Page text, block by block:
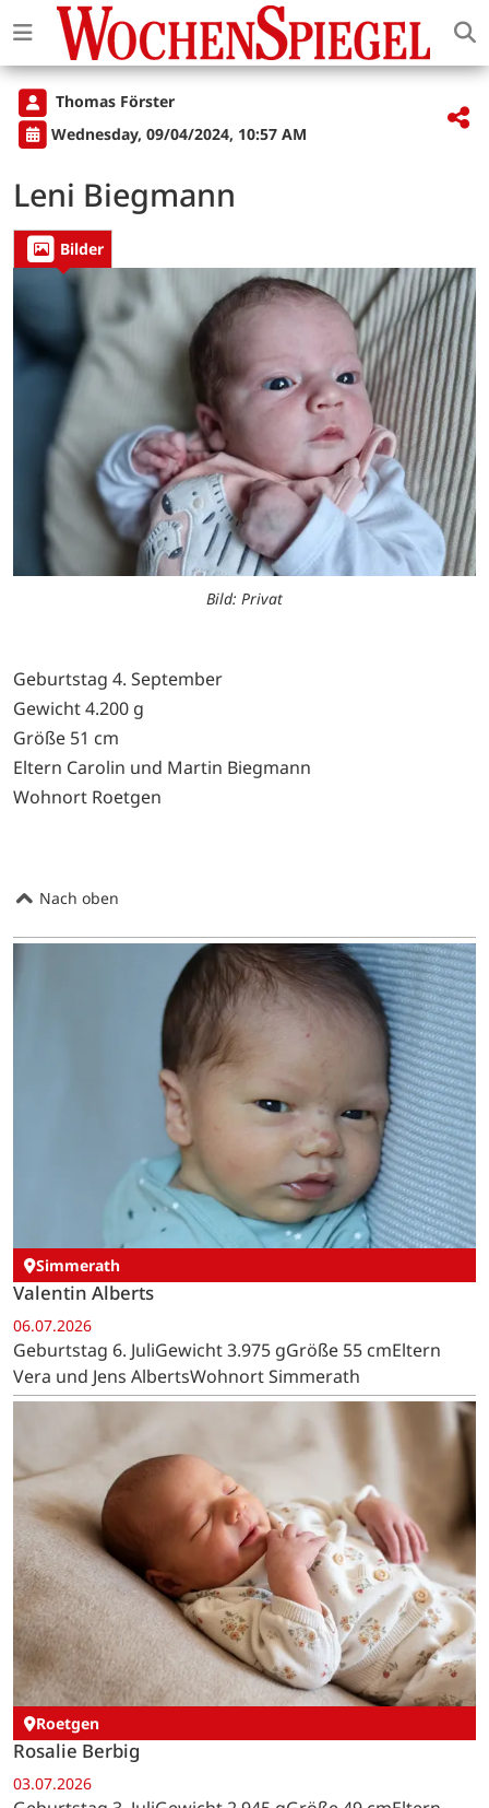
Thomas Förster
Wednesday, 09/04/2024, 10:57 AM
Leni Biegmann
Bilder
Bild: Privat
Geburtstag 4. September
Gewicht 4.200 g
Größe 51 cm
Eltern Carolin und Martin Biegmann
Wohnort Roetgen
Nach oben
Simmerath
Valentin Alberts
06.07.2026
Geburtstag 6. JuliGewicht 3.975 gGröße 55 cmEltern
Vera und Jens AlbertsWohnort Simmerath
Roetgen
Rosalie Berbig
03.07.2026